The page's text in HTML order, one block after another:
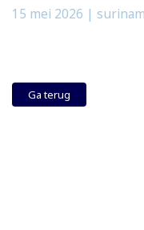
15 mei 2026 |
Ga terug